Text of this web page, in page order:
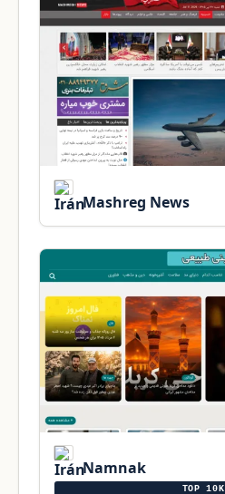
Mashreg News
Namnak
TOP 10K